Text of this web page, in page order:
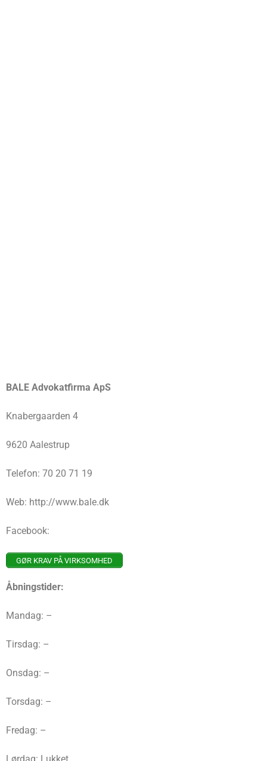
BALE Advokatfirma ApS
Knabergaarden 4
9620 Aalestrup
Telefon: 70 20 71 19
Web: http://www.bale.dk
Facebook:
GØR KRAV PÅ VIRKSOMHED
Åbningstider:
Mandag: –
Tirsdag: –
Onsdag: –
Torsdag: –
Fredag: –